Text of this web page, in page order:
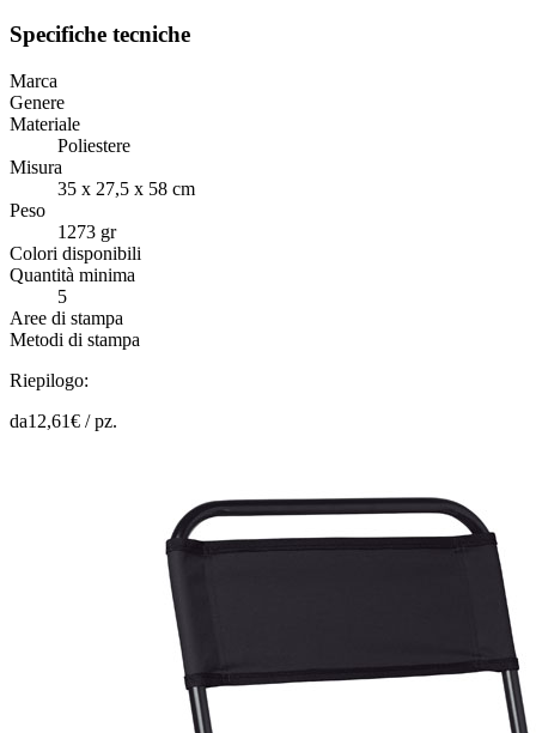
Specifiche tecniche
Marca
Genere
Materiale
Poliestere
Misura
35 x 27,5 x 58 cm
Peso
1273 gr
Colori disponibili
Quantità minima
5
Aree di stampa
Metodi di stampa
Riepilogo:
da12,61€ /pz.